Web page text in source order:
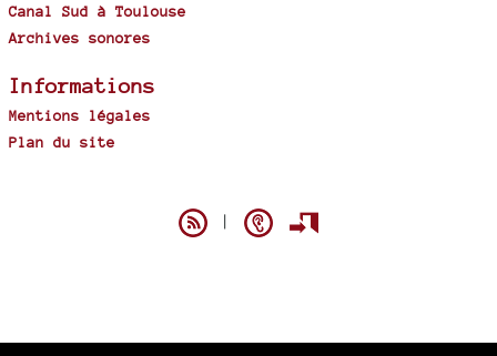
Canal Sud à Toulouse
Archives sonores
Informations
Mentions légales
Plan du site
|